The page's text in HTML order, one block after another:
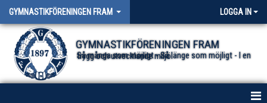
GYMNASTIKFÖRENINGEN FRAM LOGGA IN
GYMNASTIKFÖRENINGEN FRAM
Så många som möjligt - Så länge som möjligt - I en trygg och utvecklande miljö.